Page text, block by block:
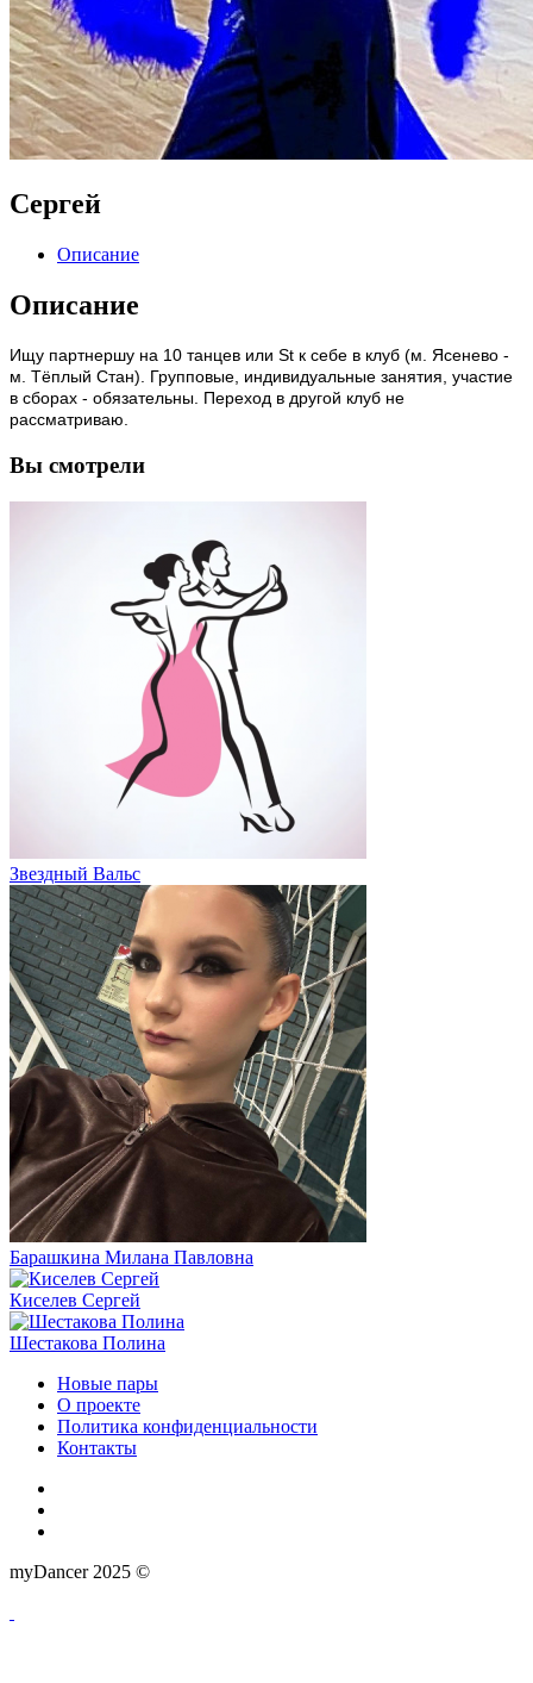
Сергей
Описание
Описание
Ищу партнершу на 10 танцев или St к себе в клуб (м. Ясенево -
м. Тёплый Стан). Групповые, индивидуальные занятия, участие
в сборах - обязательны. Переход в другой клуб не
рассматриваю.
Вы смотрели
Звездный Вальс
Барашкина Милана Павловна
Киселев Сергей
Шестакова Полина
Новые пары
О проекте
Политика конфиденциальности
Контакты
myDancer 2025 ©